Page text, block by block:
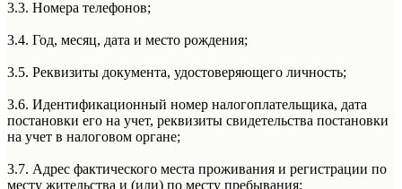
3.3. Номера телефонов;
3.4. Год, месяц, дата и место рождения;
3.5. Реквизиты документа, удостоверяющего личность;
3.6. Идентификационный номер налогоплательщика, дата
постановки его на учет, реквизиты свидетельства постановки
на учет в налоговом органе;
3.7. Адрес фактического места проживания и регистрации по
месту жительства и (или) по месту пребывания;